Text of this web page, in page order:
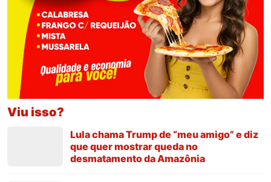
Viu isso?
Lula chama Trump de “meu amigo” e diz
que quer mostrar queda no
desmatamento da Amazônia